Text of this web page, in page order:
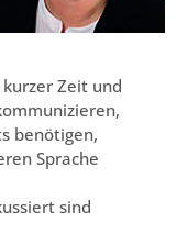
Zeit und
benötigen,
Sprache
sind